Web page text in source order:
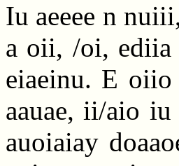
Iu aeeee n
a oii, /oi, ediia
eiaeinu. E
aauae, ii/aio
auoiaiay